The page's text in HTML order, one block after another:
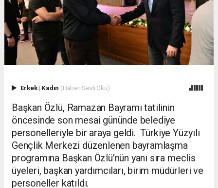
Erkek| Kadın (Haberi Sesli Oku)
Başkan Özlü, Ramazan Bayramı tatilinin
öncesinde son mesai gününde belediye
personelleriyle bir araya geldi. Türkiye Yüzyılı
Gençlik Merkezi düzenlenen bayramlaşma
programına Başkan Özlü’nün yanı sıra meclis
üyeleri, başkan yardımcıları, birim müdürleri ve
personeller katıldı.